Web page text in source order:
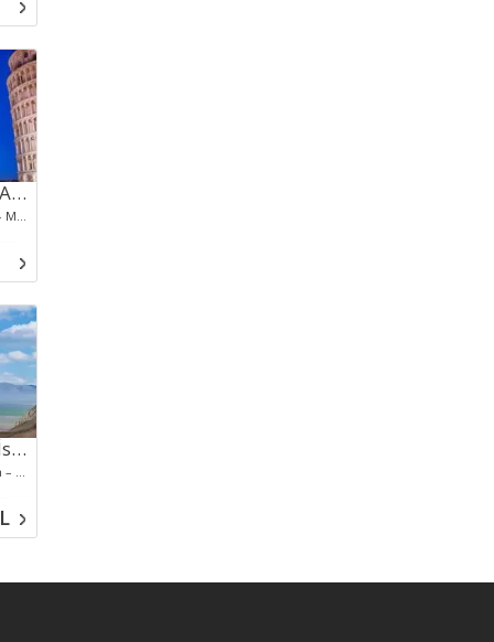
Ekspress Büyük İtalya Turu Ajet Havayolları İle 5 Gece 6 Gün Promosyon (Roma-Bergamo)
Roma – Napoli &Pompei- Pisa – Floransa – Montecatini-Verona – Venedik-Como Gölü ve Kasabası - Milano- - Bergamo
Doğu Anadolu İncileri Turu İstanbul Çıkışlı
(Sivas – Gökmedrese – Ulu Camii – Taşhan – Madımak Oteli – Buruciye Medresesi – Çifte Minareli Medrese – Kongre Binası)(Yakutiye Medresesi – Üç Kümbetler – Çifte Minareli Medrese – Ulu Camii – Lala Mustafa Paşa Camii – Oltu Taşı Çarşısı – Aziziye Tabyası – Pasinler – Horasan – Sarıkamış – Şehitler Anıtı – 12 Havariler Kilisesi – Taş Köprü – Kars Kalesi)(Arpaçay – Ani Harabeleri – Surp Prkitch Kilisesi – Tigran Honents Kilisesi – Küçük Hamam – Ani Katedrali – Menucehr Camii – Digor – Tuzluca – Iğ